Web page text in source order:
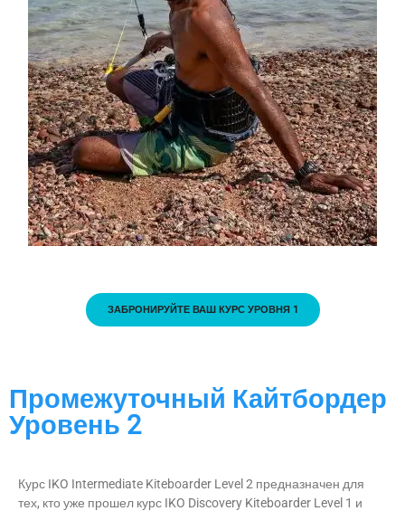
ЗАБРОНИРУЙТЕ ВАШ КУРС УРОВНЯ 1
Промежуточный Кайтбордер
Уровень 2
Курс IKO Intermediate Kiteboarder Level 2 предназначен для
тех, кто уже прошел курс IKO Discovery Kiteboarder Level 1 и